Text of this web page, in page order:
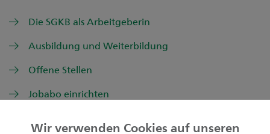
Die SGKB als Arbeitgeberin
Ausbildung und Weiterbildung
Offene Stellen
Jobabo einrichten
Wir verwenden Cookies auf unseren